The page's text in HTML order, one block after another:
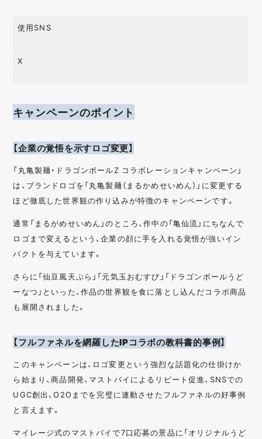
使用SNS
X
キャンペーンのポイント
【企業の覚悟を示すロゴ変更】
「丸亀製麺・ドラゴンボールZ コラボレーションキャンペーン」
は、ブランドロゴを「丸亀製麺（まるかめせいめん）」に変更する
ほど徹底した世界観の作り込みが特徴のキャンペーンです。
通常「まるがめせいめん」のところ、作中の「亀仙流」にちなんで
ロゴまで変えるという、企業の顔に手を入れる覚悟が強いイン
パクトを与えています。
さらに「仙豆風天ぷら」「元気玉おむすび」「ドラゴンボールうど
ーなつ」といった、作品の世界観を食に落とし込んだコラボ商品
も展開されました。
【フルファネルを網羅したIPコラボの教科書的事例】
このキャンペーンは、ロゴ変更という強烈な話題化の仕掛けか
ら始まり、商品開発、マストバイによるリピート促進、SNSでの
UGC創出、O2Oまでを完璧に連動させたフルファネルの好事例
と言えます。
マイレージ式のマストバイで7口応募の景品に「オリジナルうど